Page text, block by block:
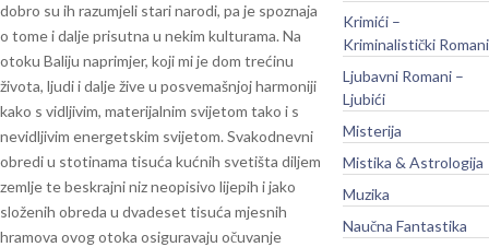
dobro su ih razumjeli stari narodi, pa je spoznaja
o tome i dalje prisutna u nekim kulturama. Na
otoku Baliju naprimjer, koji mi je dom trećinu
života, ljudi i dalje žive u posvemašnjoj harmoniji
kako s vidljivim, materijalnim svijetom tako i s
nevidljivim ener­getskim svijetom. Svakodnevni
obredi u stotinama tisuća kućnih svetišta diljem
zemlje te beskrajni niz neopisivo lijepih i jako
složenih obreda u dvadeset tisuća mjesnih
hramova ovog otoka osiguravaju očuvanje
Krimići –
Kriminalistički Romani
Ljubavni Romani –
Ljubići
Misterija
Mistika & Astrologija
Muzika
Naučna Fantastika